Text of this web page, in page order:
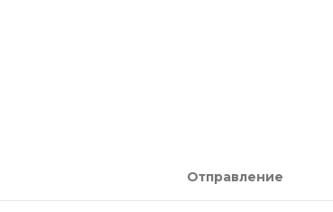
Отправление